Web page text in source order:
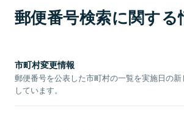
郵便番号検索に関する
市町村変更情報
郵便番号を公表した市町村の一覧を実施日の
しています。